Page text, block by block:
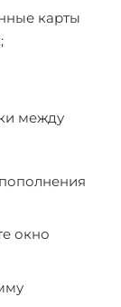
карты
между
окно